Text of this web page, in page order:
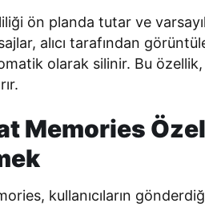
ön planda tutar ve
alıcı tarafından
olarak silinir. Bu özellik,
Memories
kullanıcıların